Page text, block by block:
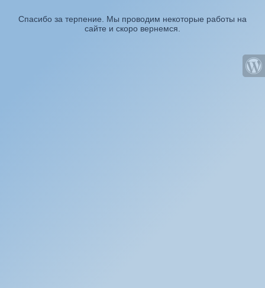
Спасибо за терпение. Мы проводим некоторые работы на
сайте и скоро вернемся.